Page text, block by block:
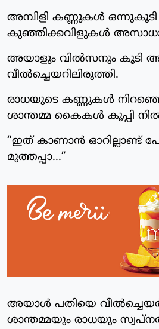
അമ്പിളി കണ്ണുകൾ
കുഞ്ഞിക്കവിളുകൾ
അയാളും വിൽസനും കൂടി
വീൽച്ചെയറിലിരുത്തി.
രാധയുടെ കണ്ണുകൾ
ശാന്തമ്മ കൈകൾ കൂപ്പി
“ഇത് കാണാൻ ഓറില്ലാണ്ട്
മുത്തപ്പാ...”
അയാൾ പതിയെ
ശാന്തമ്മയും രാധയും